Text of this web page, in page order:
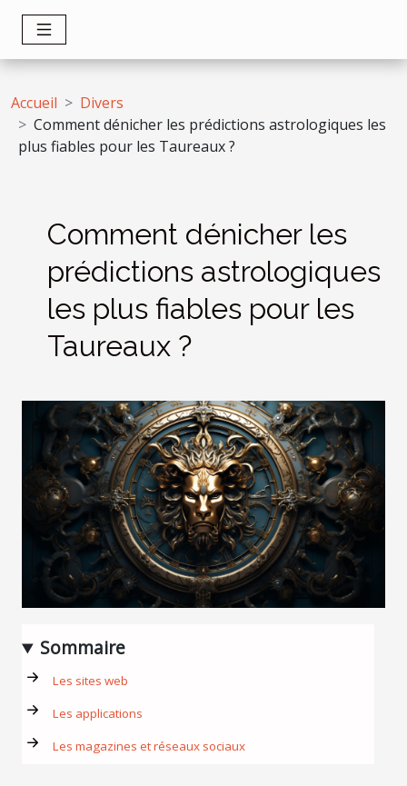
Accueil
Divers
Comment dénicher les prédictions astrologiques les
plus fiables pour les Taureaux ?
Comment dénicher les
prédictions astrologiques
les plus fiables pour les
Taureaux ?
Sommaire
Les sites web
Les applications
Les magazines et réseaux sociaux